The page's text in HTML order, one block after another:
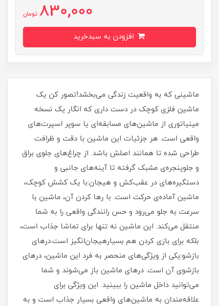
830,000 تومان
ماشینی که به واقعیت زندگی می‌بخشد!تصور کن یک
ماشین فلزی کوچک در دست داری که انگار یک نسخه
مینیاتوری از ماشین‌های مسابقه‌ای یا سوپر اسپرت‌های
واقعی است. هر جزئیات این ماشین با دقت و ظرافت
طراحی شده تا همانند اصلش باشد. از چراغ‌های جلوی براق
و جلوپنجره‌ی مشبک گرفته تا آینه‌های جانبی و
دستگیره‌های در عقب‌کش و هیجان:با یک کشش کوچک،
ماشین آماده‌ی حرکت است. با رها کردن آن، ماشین با
سرعت به جلو می‌رود و حس رانندگی واقعی را به شما
منتقل می‌کند. این ماشین نه تنها برای تماشا جذاب است،
بلکه برای بازی کردن هم بسیارهیجان‌انگیز است.درهای
بازشو:یکی از ویژگی‌های منحصر به فرد این ماشین، درهای
بازشوی آن است. درهای ماشین باز می‌شوند و شما
می‌توانید داخل ماشین را ببینید. این ویژگی برای
علاقه‌مندان به ماشین‌های واقعی بسیار جذاب است و به